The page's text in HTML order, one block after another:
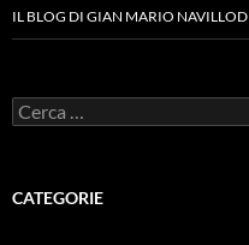
IL BLOG DI GIAN MARIO NAVILLOD
Ricerca
per:
CATEGORIE